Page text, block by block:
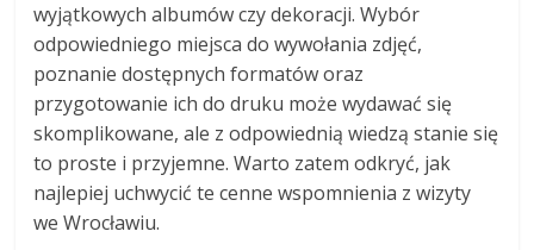
wyjątkowych albumów czy dekoracji. Wybór
odpowiedniego miejsca do wywołania zdjęć,
poznanie dostępnych formatów oraz
przygotowanie ich do druku może wydawać się
skomplikowane, ale z odpowiednią wiedzą stanie się
to proste i przyjemne. Warto zatem odkryć, jak
najlepiej uchwycić te cenne wspomnienia z wizyty
we Wrocławiu.